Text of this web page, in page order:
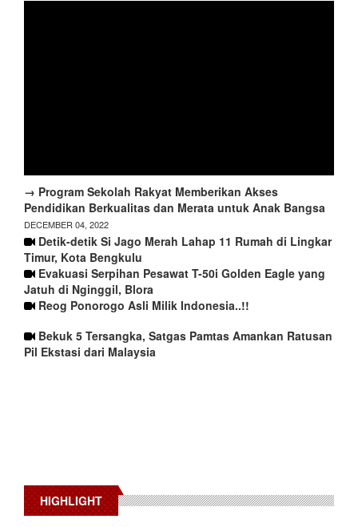
→ Program Sekolah Rakyat Memberikan Akses
Pendidikan Berkualitas dan Merata untuk Anak Bangsa
DECEMBER 04, 2022
Detik-detik Si Jago Merah Lahap 11 Rumah di Lingkar
Timur, Kota Bengkulu
Evakuasi Serpihan Pesawat T-50i Golden Eagle yang
Jatuh di Nginggil, Blora
Reog Ponorogo Asli Milik Indonesia..!!
Bekuk 5 Tersangka, Satgas Pamtas Amankan Ratusan
Pil Ekstasi dari Malaysia
HIGHLIGHT